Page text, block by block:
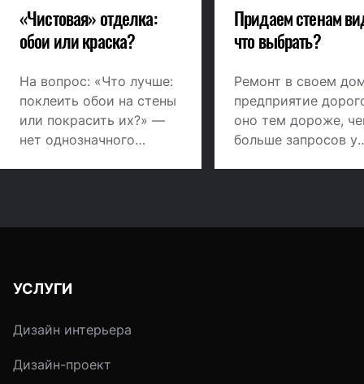
«Чистовая» отделка:
обои или краска?
На вопрос: «Что лучше:
поклеить обои на стены
или покрасить их?» —
нет однозначного
Придаем стенам
что выбрать?
Ремонт в своем
предприятие
оно тем дороже,
больше запросов у
УСЛУГИ
Дизайн интерьера
Дизайн-проект